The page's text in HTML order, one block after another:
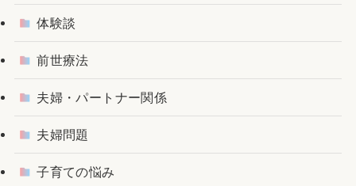
体験談
前世療法
夫婦・パートナー関係
夫婦問題
子育ての悩み